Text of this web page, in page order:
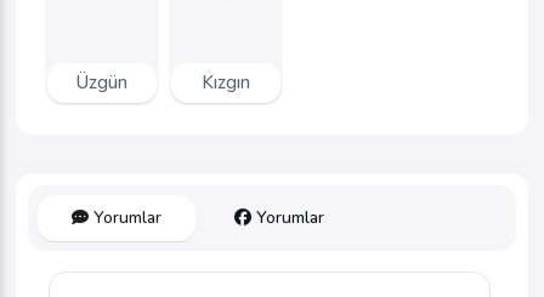
Üzgün Kızgın
Yorumlar Yorumlar